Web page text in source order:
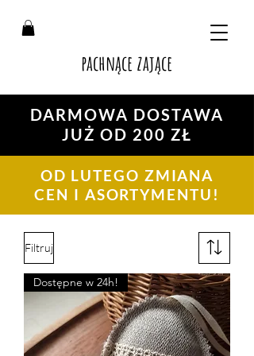
pachnące zające
DARMOWA DOSTAWA
JUŻ OD 200 ZŁ
OD LUTEGO ZMIANA
CEN I ASORTYMENTU!
Filtruj
Dostępne w 24h!